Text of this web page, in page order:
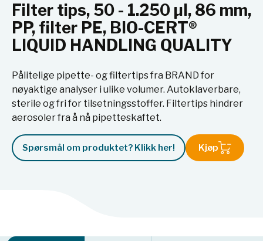
Filter tips, 50 - 1.250 µl, 86 mm,
PP, filter PE, BIO-CERT®
LIQUID HANDLING QUALITY
Pålitelige pipette- og filtertips fra BRAND for
nøyaktige analyser i ulike volumer. Autoklaverbare,
sterile og fri for tilsetningsstoffer. Filtertips hindrer
aerosoler fra å nå pipetteskaftet.
Spørsmål om produktet? Klikk her! Kjøp